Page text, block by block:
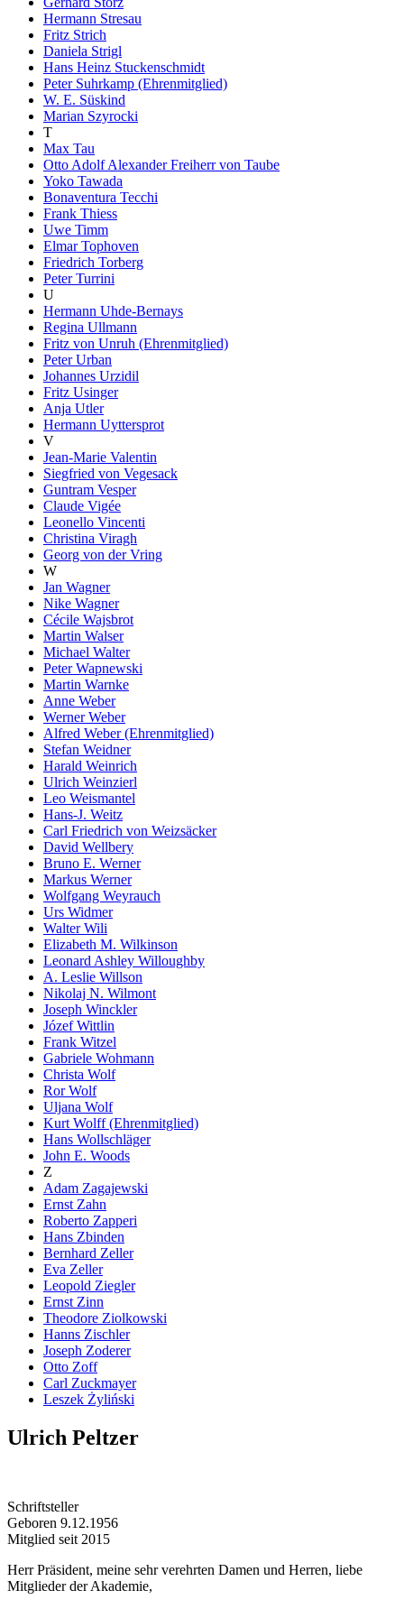
Hermann Stresau
Fritz Strich
Daniela Strigl
Hans Heinz Stuckenschmidt
Peter Suhrkamp (Ehrenmitglied)
W. E. Süskind
Marian Szyrocki
T
Max Tau
Otto Adolf Alexander Freiherr von Taube
Yoko Tawada
Bonaventura Tecchi
Frank Thiess
Uwe Timm
Elmar Tophoven
Friedrich Torberg
Peter Turrini
U
Hermann Uhde-Bernays
Regina Ullmann
Fritz von Unruh (Ehrenmitglied)
Peter Urban
Johannes Urzidil
Fritz Usinger
Anja Utler
Hermann Uyttersprot
V
Jean-Marie Valentin
Siegfried von Vegesack
Guntram Vesper
Claude Vigée
Leonello Vincenti
Christina Viragh
Georg von der Vring
W
Jan Wagner
Nike Wagner
Cécile Wajsbrot
Martin Walser
Michael Walter
Peter Wapnewski
Martin Warnke
Anne Weber
Werner Weber
Alfred Weber (Ehrenmitglied)
Stefan Weidner
Harald Weinrich
Ulrich Weinzierl
Leo Weismantel
Hans-J. Weitz
Carl Friedrich von Weizsäcker
David Wellbery
Bruno E. Werner
Markus Werner
Wolfgang Weyrauch
Urs Widmer
Walter Wili
Elizabeth M. Wilkinson
Leonard Ashley Willoughby
A. Leslie Willson
Nikolaj N. Wilmont
Joseph Winckler
Józef Wittlin
Frank Witzel
Gabriele Wohmann
Christa Wolf
Ror Wolf
Uljana Wolf
Kurt Wolff (Ehrenmitglied)
Hans Wollschläger
John E. Woods
Z
Adam Zagajewski
Ernst Zahn
Roberto Zapperi
Hans Zbinden
Bernhard Zeller
Eva Zeller
Leopold Ziegler
Ernst Zinn
Theodore Ziolkowski
Hanns Zischler
Joseph Zoderer
Otto Zoff
Carl Zuckmayer
Leszek Żyliński
Ulrich Peltzer
Schriftsteller
Geboren 9.12.1956
Mitglied seit 2015
Herr Präsident, meine sehr verehrten Damen und Herren, liebe
Mitglieder der Akademie,